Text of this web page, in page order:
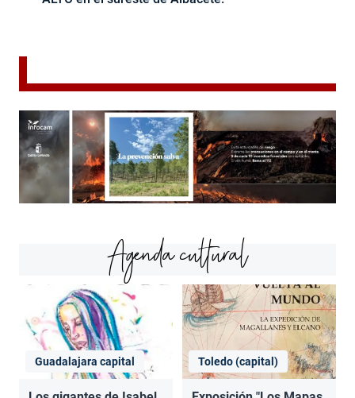
Agenda cultural
Guadalajara capital Toledo (capital)